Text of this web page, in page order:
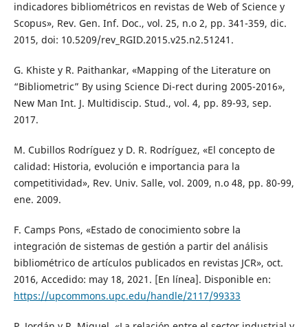
indicadores bibliométricos en revistas de Web of Science y
Scopus», Rev. Gen. Inf. Doc., vol. 25, n.o 2, pp. 341-359, dic.
2015, doi: 10.5209/rev_RGID.2015.v25.n2.51241.
G. Khiste y R. Paithankar, «Mapping of the Literature on
“Bibliometric” By using Science Di-rect during 2005-2016»,
New Man Int. J. Multidiscip. Stud., vol. 4, pp. 89-93, sep.
2017.
M. Cubillos Rodríguez y D. R. Rodríguez, «El concepto de
calidad: Historia, evolución e importancia para la
competitividad», Rev. Univ. Salle, vol. 2009, n.o 48, pp. 80-99,
ene. 2009.
F. Camps Pons, «Estado de conocimiento sobre la
integración de sistemas de gestión a partir del análisis
bibliométrico de artículos publicados en revistas JCR», oct.
2016, Accedido: may 18, 2021. [En línea]. Disponible en:
https://upcommons.upc.edu/handle/2117/99333